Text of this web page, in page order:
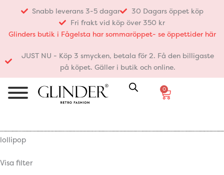
innehåll
Snabb leverans 3-5 dagar
30 Dagars öppet köp
Fri frakt vid köp över 350 kr
Glinders butik i Fågelsta har sommaröppet- se öppettider här
JUST NU - Köp 3 smycken, betala för 2. Få den billigaste
på köpet. Gäller i butik och online.
0
Varukorg
lollipop
Visa filter